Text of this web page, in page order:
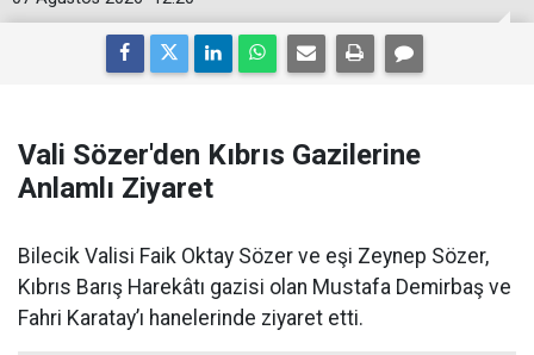
Vali Sözer'den Kıbrıs Gazilerine
Anlamlı Ziyaret
Bilecik Valisi Faik Oktay Sözer ve eşi Zeynep Sözer,
Kıbrıs Barış Harekâtı gazisi olan Mustafa Demirbaş ve
Fahri Karatay’ı hanelerinde ziyaret etti.